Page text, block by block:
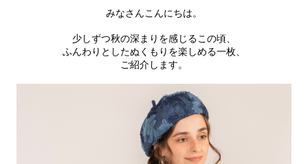
みなさんこんにちは。
少しずつ秋の深まりを感じるこの頃、
ふんわりとしたぬくもりを楽しめる一枚、
ご紹介します。